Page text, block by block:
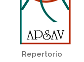
Repertorio